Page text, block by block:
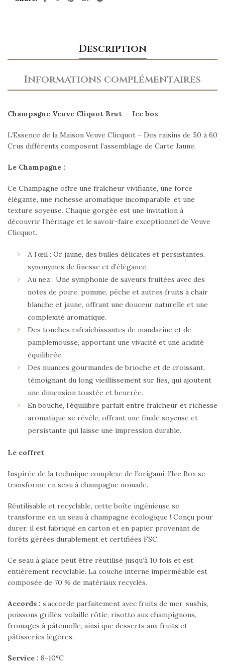
Description
Informations complémentaires
Champagne Veuve Cliquot Brut – Ice box
L’Essence de la Maison Veuve Clicquot – Des raisins de 50 à 60
Crus différents composent l’assemblage de Carte Jaune.
Le Champagne :
Ce Champagne offre une fraîcheur vivifiante, une force
élégante, une richesse aromatique incomparable, et une
texture soyeuse. Chaque gorgée est une invitation à
découvrir l’héritage et le savoir-faire exceptionnel de Veuve
Clicquot.
A l’œil : Or jaune, des bulles délicates et persistantes,
synonymes de finesse et d’élégance.
Au nez : Une symphonie de saveurs fruitées avec des
notes de poire, pomme, pêche et autres fruits à chair
blanche et jaune, offrant une douceur naturelle et une
complexité aromatique.
Des touches rafraîchissantes de mandarine et de
pamplemousse, apportant une vivacité et une acidité
équilibrée
Des nuances gourmandes de brioche et de croissant,
témoignant du long vieillissement sur lies, qui ajoutent
une dimension toastée et beurrée.
En bouche, l’équilibre parfait entre fraîcheur et richesse
aromatique se révèle, offrant une finale soyeuse et
persistante qui laisse une impression durable.
Le coffret
Inspirée de la technique complexe de l’origami, l’Ice Box se
transforme en seau à champagne nomade.
Réutilisable et recyclable, cette boîte ingénieuse se
transforme en un seau à champagne écologique ! Conçu pour
durer, il est fabriqué en carton et en papier provenant de
forêts gérées durablement et certifiées FSC.
Ce seau à glace peut être réutilisé jusqu’à 10 fois et est
entièrement recyclable. La couche interne imperméable est
composée de 70 % de matériaux recyclés.
Accords : s’accorde parfaitement avec fruits de mer, sushis,
poissons grillés, volaille rôtie, risotto aux champignons,
fromages à pâtemolle, ainsi que desserts aux fruits et
pâtisseries légères.
Service : 8-10°C